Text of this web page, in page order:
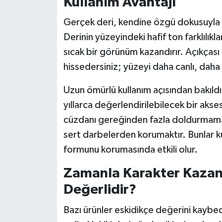
Gerçek deri, kendine özgü dokusuyla
Derinin yüzeyindeki hafif ton
sıcak bir görünüm kazandırır.
hissedersiniz; yüzeyi daha canlı,
Uzun ömürlü kullanım açısından
yıllarca değerlendirilebilecek bir
cüzdanı gereğinden fazla
sert darbelerden korumaktır. Bunlar
formunu korumasında etkili olur.
Zamanla Karakter
Değerlidir?
Bazı ürünler eskidikçe değerini